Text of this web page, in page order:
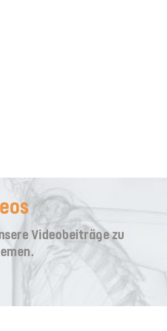
Videobeiträge zu